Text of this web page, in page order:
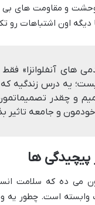
چطور با وحشت و مقاومت
اون اشتباهات رو
های آنفلوانزا»
یه درس زندگیه
و چقدر
و جامعه تاثیر
پیچیدگی ها
می ده که سلامت
وابسته است. چطور یه